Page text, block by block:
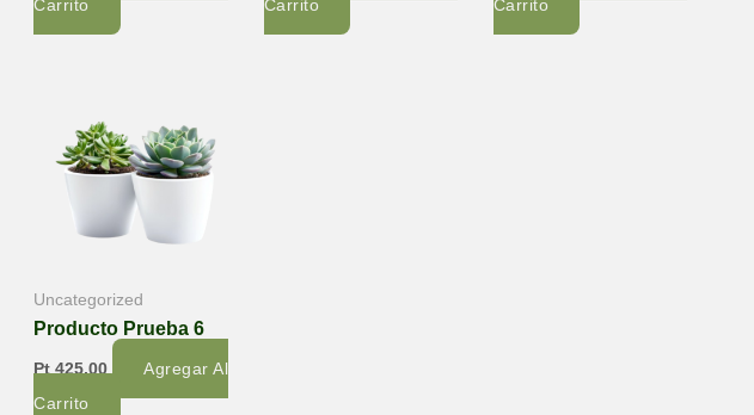
Carrito
Carrito
Carrito
Uncategorized
Producto Prueba 6
Pt425,00
Agregar Al
Carrito